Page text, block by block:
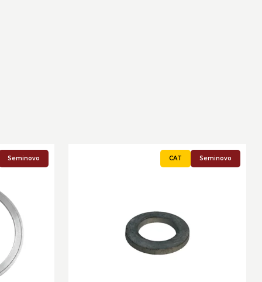
Seminovo Seminovo